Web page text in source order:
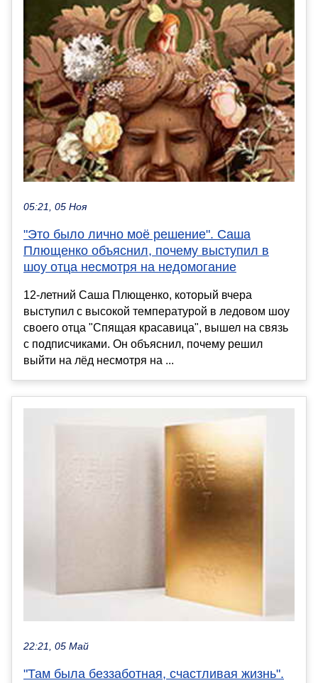
05:21, 05 Ноя
"Это было лично моё решение". Саша
Плющенко объяснил, почему выступил в
шоу отца несмотря на недомогание
12-летний Саша Плющенко, который вчера
выступил с высокой температурой в ледовом шоу
своего отца "Спящая красавица", вышел на связь
с подписчиками. Он объяснил, почему решил
выйти на лёд несмотря на ...
22:21, 05 Май
"Там была беззаботная, счастливая жизнь".